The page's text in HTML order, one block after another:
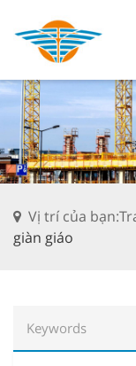
Vị trí của
giàn giáo